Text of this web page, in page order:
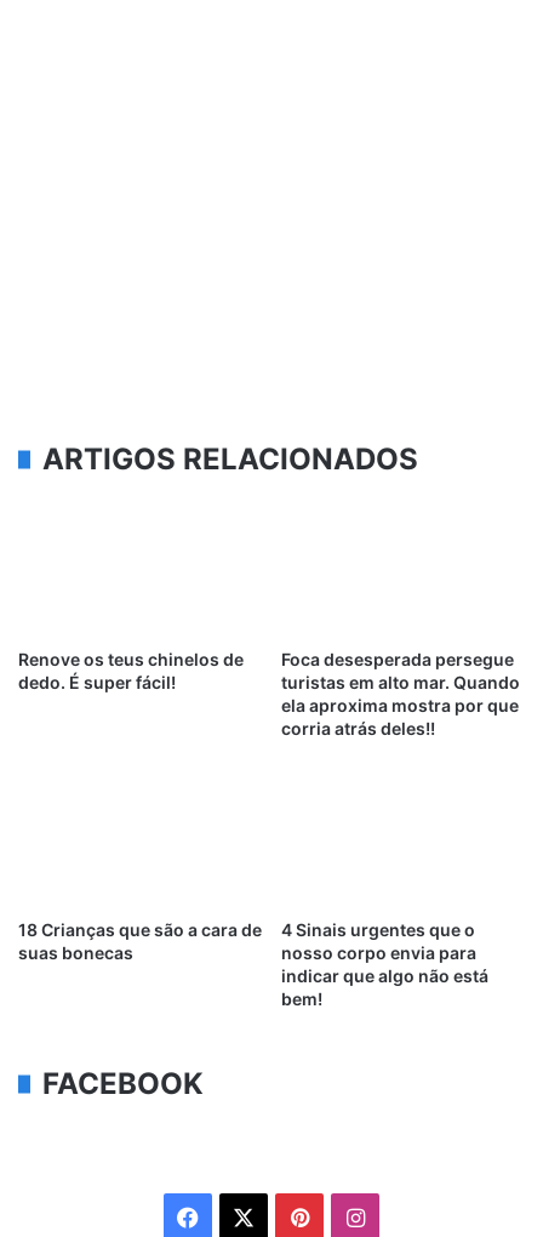
ARTIGOS RELACIONADOS
Renove os teus chinelos de
dedo. É super fácil!
Foca desesperada persegue
turistas em alto mar. Quando
ela aproxima mostra por que
corria atrás deles!!
18 Crianças que são a cara de
suas bonecas
4 Sinais urgentes que o
nosso corpo envia para
indicar que algo não está
bem!
FACEBOOK
Facebook PinterestInstagram